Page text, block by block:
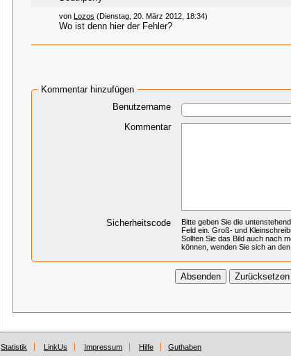
von Lozos (Dienstag, 20. März 2012, 18:34)
Wo ist denn hier der Fehler?
Kommentar hinzufügen
Benutzername
Kommentar
Sicherheitscode
Bitte geben Sie die
Feld ein. Groß- und
Sollten Sie das Bild auch nach
können, wenden Sie sich an
Statistik LinkUs Impressum Hilfe Guthaben